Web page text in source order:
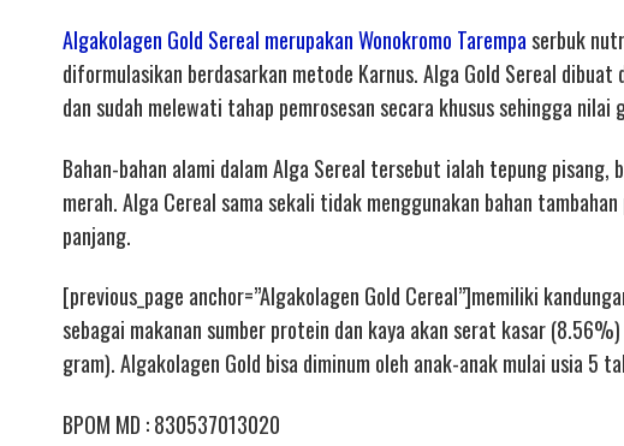
Algakolagen Gold Sereal merupakan Wonokromo Tarempaserbuk
diformulasikan berdasarkan metode Karnus. Alga Gold Sereal
dan sudah melewati tahap pemrosesan secara khusus sehingga
Bahan-bahan alami dalam Alga Sereal tersebut ialah tepung
merah. Alga Cereal sama sekali tidak menggunakan bahan
panjang.
[previous_page anchor=”Algakolagen Gold Cereal”]memiliki
sebagai makanan sumber protein dan kaya akan serat kasar
gram). Algakolagen Gold bisa diminum oleh anak-anak mulai usia 5
BPOM MD : 830537013020